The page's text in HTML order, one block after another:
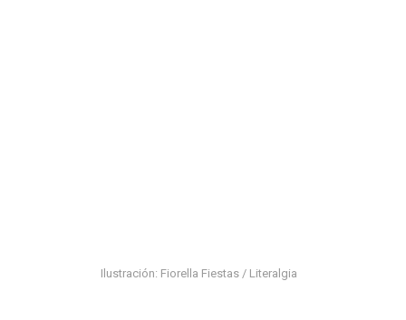
Ilustración: Fiorella Fiestas / Literalgia